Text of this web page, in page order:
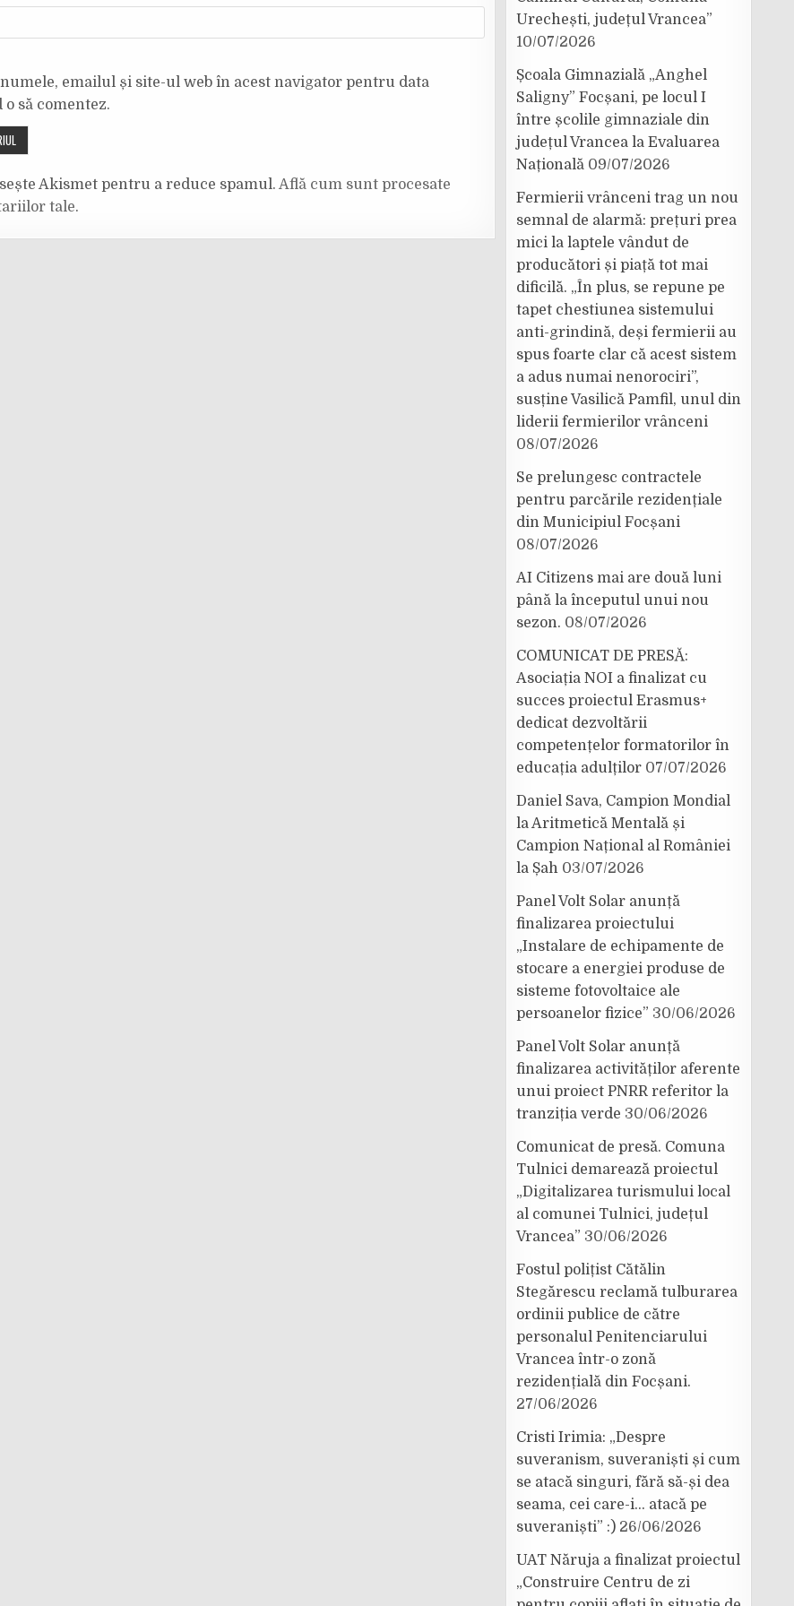
emailul și site-ul web în acest navigator pentru data
să comentez.
Akismet pentru a reduce spamul. Află cum sunt procesate
tale.
Urechești, județul Vrancea”
10/07/2026
Școala Gimnazială „Anghel
Saligny” Focșani, pe locul I
între școlile gimnaziale din
județul Vrancea la Evaluarea
Națională 09/07/2026
Fermierii vrânceni trag un nou
semnal de alarmă: prețuri prea
mici la laptele vândut de
producători și piață tot mai
dificilă. „În plus, se repune pe
tapet chestiunea sistemului
anti-grindină, deși fermierii au
spus foarte clar că acest sistem
a adus numai nenorociri”,
susține Vasilică Pamfil, unul din
liderii fermierilor vrânceni
08/07/2026
Se prelungesc contractele
pentru parcările rezidențiale
din Municipiul Focșani
08/07/2026
AI Citizens mai are două luni
până la începutul unui nou
sezon. 08/07/2026
COMUNICAT DE PRESĂ:
Asociația NOI a finalizat cu
succes proiectul Erasmus+
dedicat dezvoltării
competențelor formatorilor în
educația adulților 07/07/2026
Daniel Sava, Campion Mondial
la Aritmetică Mentală și
Campion Național al României
la Șah 03/07/2026
Panel Volt Solar anunță
finalizarea proiectului
„Instalare de echipamente de
stocare a energiei produse de
sisteme fotovoltaice ale
persoanelor fizice” 30/06/2026
Panel Volt Solar anunță
finalizarea activităților aferente
unui proiect PNRR referitor la
tranziția verde 30/06/2026
Comunicat de presă. Comuna
Tulnici demarează proiectul
„Digitalizarea turismului local
al comunei Tulnici, județul
Vrancea” 30/06/2026
Fostul polițist Cătălin
Stegărescu reclamă tulburarea
ordinii publice de către
personalul Penitenciarului
Vrancea într-o zonă
rezidențială din Focșani.
27/06/2026
Cristi Irimia: „Despre
suveranism, suveraniști și cum
se atacă singuri, fără să-și dea
seama, cei care-i… atacă pe
suveraniști” :) 26/06/2026
UAT Năruja a finalizat proiectul
„Construire Centru de zi